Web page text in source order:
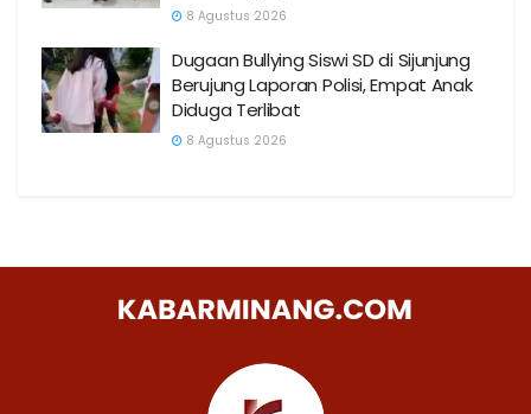
8 Agustus 2026
Dugaan Bullying Siswi SD di Sijunjung
Berujung Laporan Polisi, Empat Anak
Diduga Terlibat
8 Agustus 2026